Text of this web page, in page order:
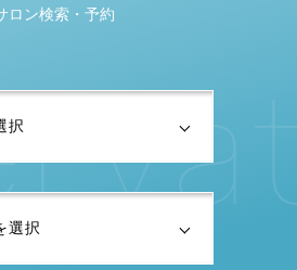
ロン検索・予約
rva